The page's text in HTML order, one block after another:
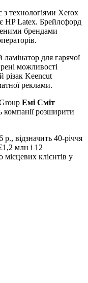
технологіями Xerox
HP Latex. Брейлсфорд
брендами
для гарячої
можливості
різак Keencut
реклами.
Емі Сміт
компанії розширити
відзначить 40-річчя
млн і 12
клієнтів у